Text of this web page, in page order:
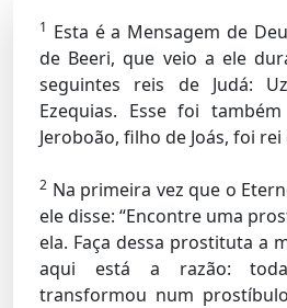
1 Esta é a Mensagem de
de Beeri, que veio a ele
seguintes reis de Judá:
Ezequias. Esse foi
Jeroboão, filho de Joás, foi rei
2 Na primeira vez que o
ele disse: “Encontre uma
ela. Faça dessa prostituta a
aqui está a razão:
transformou num